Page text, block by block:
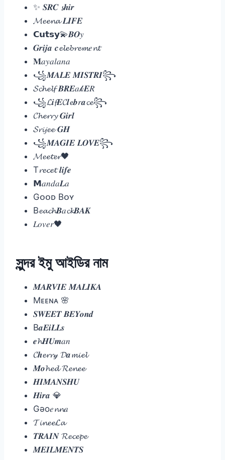
✨ 𝑺𝑹𝑪 𝓼𝒉𝒊𝒓
𝓜𝓮𝓮𝓷𝓪 𝑳𝑰𝑭𝑬
𝗖𝘂𝘁𝘀𝘆💫𝑩𝑶𝑦
𝑮𝒓𝒊𝒋𝒂 𝒄𝓮𝓵𝓮𝓫𝓻𝓮𝓶𝑒𝓷𝓽
𝐌𝑎𝑦𝑎𝑙𝑎𝑛𝑎
꧁𝑴𝑨𝑳𝑬 𝑴𝑰𝑺𝑻𝑹𝑰꧂
𝓢𝓬𝓱𝓮𝓵𝓯 𝑩𝑹𝑬𝑎𝓀𝑬𝑅
꧁𝓛𝒊𝓯𝑬𝓒𝒍𝓮𝒃𝑟𝒂𝓬𝓮꧂
𝓒𝓱𝓮𝓻𝓻𝔂 𝑮𝒊𝒓𝒍
𝓢𝓻𝓲𝓳𝓮𝓮 𝑮𝑯
꧁𝑴𝑨𝑮𝑰𝑬 𝑳𝑶𝑽𝑬꧂
𝓜𝓮𝓮𝓽𝓮𝓻🖤
T𝓻𝓮𝓬𝓮𝓽 𝒍𝒊𝒇𝒆
𝗠𝑎𝑛𝑑𝑎𝑳𝑎
Gᴏᴏᴅ Bᴏʏ
B𝓮𝓪𝓬𝓱𝑩𝑎𝓬𝓴𝑩𝑨𝑲
𝐿𝑜𝑣𝑒𝑟🖤
সুন্দর ইমু আইডির নাম
𝑴𝑨𝑹𝑽𝑰𝑬 𝑴𝑨𝑳𝑰𝑲𝑨
Mᴇᴇɴᴀ 🌸
𝑺𝑾𝑬𝑬𝑻 𝑩𝑬𝒀𝒐𝒏𝒅
B𝒂𝑬𝒊𝑳𝑳𝒔
𝒆𝓱𝑯𝑼𝒎𝑎𝑛
𝓒𝒉𝓮𝓻𝓻𝓎 𝓓𝒂𝓶𝓲𝓮𝓵
𝑴𝒐𝓱𝓮𝓭 𝓡𝓮𝓷𝓮𝓮
𝑯𝑰𝑴𝑨𝑵𝑺𝑯𝑼
𝑯𝒊𝒓𝒂 💎
Gǝo𝑒𝓷𝓷𝑎
𝓣𝓲𝓷𝓮𝓮𝓛𝓪
𝑻𝑹𝑨𝑰𝑵 𝓡𝓮𝓬𝓮𝓹𝓮
𝑴𝑬𝑰𝑳𝑴𝑬𝑵𝑻𝑺